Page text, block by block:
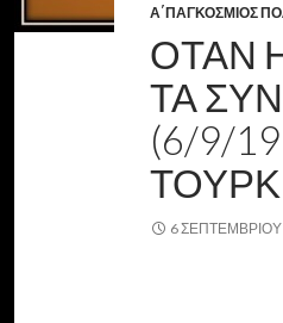
Α΄ΠΑΓΚΟΣΜΙΟΣ
ΟΤΑΝ
ΤΑ
(6/9/
6 ΣΕΠΤΕΜΒΡΊΟΥ